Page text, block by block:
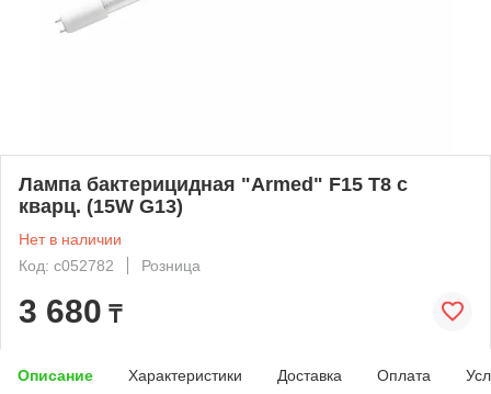
Лампа бактерицидная "Armed" F15 T8 с
кварц. (15W G13)
Нет в наличии
Код: c052782
Розница
3 680 ₸
Описание Характеристики Доставка Оплата